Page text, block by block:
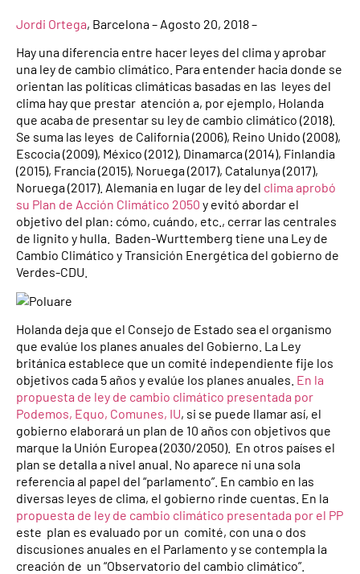
Jordi Ortega, Barcelona – Agosto 20, 2018 –
Hay una diferencia entre hacer leyes del clima y aprobar
una ley de cambio climático. Para entender hacia donde se
orientan las políticas climáticas basadas en las leyes del
clima hay que prestar atención a, por ejemplo, Holanda
que acaba de presentar su ley de cambio climático (2018).
Se suma las leyes de California (2006), Reino Unido (2008),
Escocia (2009), México (2012), Dinamarca (2014), Finlandia
(2015), Francia (2015), Noruega (2017), Catalunya (2017),
Noruega (2017). Alemania en lugar de ley del clima aprobó
su Plan de Acción Climático 2050 y evitó abordar el
objetivo del plan: cómo, cuándo, etc., cerrar las centrales
de lignito y hulla. Baden-Wurttemberg tiene una Ley de
Cambio Climático y Transición Energética del gobierno de
Verdes-CDU.
Holanda deja que el Consejo de Estado sea el organismo
que evalúe los planes anuales del Gobierno. La Ley
británica establece que un comité independiente fije los
objetivos cada 5 años y evalúe los planes anuales. En la
propuesta de ley de cambio climático presentada por
Podemos, Equo, Comunes, IU, si se puede llamar así, el
gobierno elaborará un plan de 10 años con objetivos que
marque la Unión Europea (2030/2050). En otros países el
plan se detalla a nivel anual. No aparece ni una sola
referencia al papel del “parlamento”. En cambio en las
diversas leyes de clima, el gobierno rinde cuentas. En la
propuesta de ley de cambio climático presentada por el PP
este plan es evaluado por un comité, con una o dos
discusiones anuales en el Parlamento y se contempla la
creación de un “Observatorio del cambio climático”.